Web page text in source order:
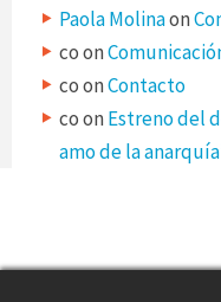
Paola Molinaon
coon
coonContacto
coon Estreno del
amo de la